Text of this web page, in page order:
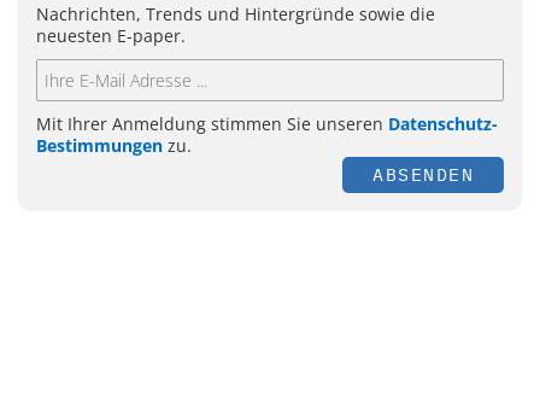
Nachrichten, Trends und Hintergründe sowie die
neuesten E-paper.
Mit Ihrer Anmeldung stimmen Sie unseren Datenschutz-
Bestimmungen zu.
ABSENDEN